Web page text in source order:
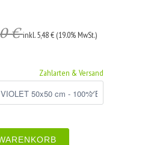
€inkl. 5,48 € (19.0% MwSt.)
Zahlarten & Versand